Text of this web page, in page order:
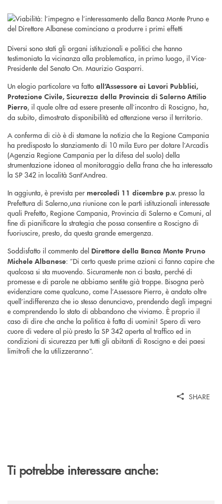
Diversi sono stati gli organi istituzionali e politici che hanno
testimoniato la vicinanza alla problematica, in primo luogo, il Vice-
Presidente del Senato On. Maurizio Gasparri.
Un elogio particolare va fatto all’Assessore ai Lavori Pubblici,
Protezione Civile, Sicurezza della Provincia di Salerno Attilio
Pierro, il quale oltre ad essere presente all’incontro di Roscigno, ha,
da subito, dimostrato disponibilità ed attenzione verso il territorio.
A conferma di ciò è di stamane la notizia che la Regione Campania
ha predisposto lo stanziamento di 10 mila Euro per dotare l’Arcadis
(Agenzia Regione Campania per la difesa del suolo) della
strumentazione idonea al monitoraggio della frana che ha interessato
la SP 342 in località Sant’Andrea.
In aggiunta, è prevista per mercoledì 11 dicembre p.v. presso la
Prefettura di Salerno,una riunione con le parti istituzionali interessate
quali Prefetto, Regione Campania, Provincia di Salerno e Comuni, al
fine di pianificare la strategia che possa consentire a Roscigno di
fuoriuscire, presto, da questa grande emergenza.
Soddisfatto il commento del Direttore della Banca Monte Pruno
Michele Albanese: ”Di certo queste prime azioni ci fanno capire che
qualcosa si sta muovendo. Sicuramente non ci basta, perché di
promesse e di parole ne abbiamo sentite già troppe. Bisogna però
evidenziare come qualcuno, come l’Assessore Pierro, è andato oltre
quell’indifferenza che io stesso denunciavo, prendendo degli impegni
e comprendendo lo stato di abbandono che viviamo. È proprio il
caso di dire che anche la politica è fatta di uomini! Spero di vero
cuore di vedere al più presto la SP 342 aperta al traffico ed in
condizioni di sicurezza per tutti gli abitanti di Roscigno e dei paesi
limitrofi che la utilizzeranno”.
SHARE
Ti potrebbe interessare anche: